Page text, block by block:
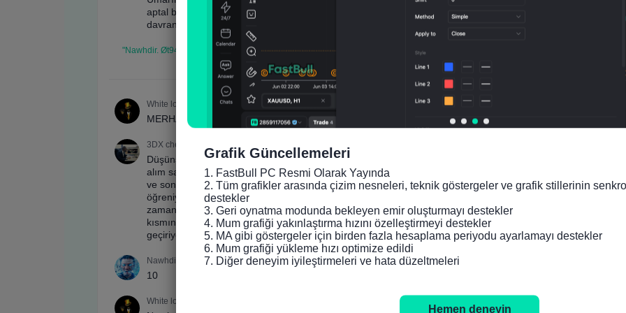
İlgili Göstergeler
İş
si
Frans
Hizme
(Temm
uz)
GERÇ.
Hizme
endir
me
GERÇ.
Markit
a
Grafik Güncellemeleri
1. FastBull PC Resmi Olarak Yayında
2. Tüm grafikler arasında çizim nesneleri, teknik göstergeler ve grafik stillerinin
destekler
3. Geri oynatma modunda bekleyen emir oluşturmayı destekler
4. Mum grafiği yakınlaştırma hızını özelleştirmeyi destekler
5. MA gibi göstergeler için birden fazla hesaplama periyodu ayarlamayı destekler
6. Mum grafiği yükleme hızı optimize edildi
7. Diğer deneyim iyileştirmeleri ve hata düzeltmeleri
Hemen deneyin